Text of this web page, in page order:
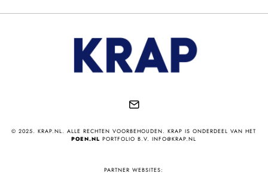
© 2025. KRAP.NL. ALLE RECHTEN VOORBEHOUDEN. KRAP IS ONDERDEEL VAN HET
POEN.NL PORTFOLIO B.V. INFO@KRAP.NL
PARTNER WEBSITES: